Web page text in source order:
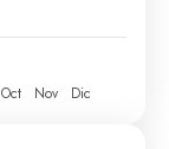
Oct Nov Dic